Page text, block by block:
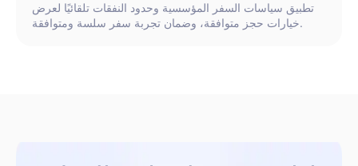
تطبيق سياسات السفر المؤسسية وحدود النفقات تلقائيًا لعرض
خيارات حجز متوافقة، وضمان تجربة سفر سلسة ومتوافقة.